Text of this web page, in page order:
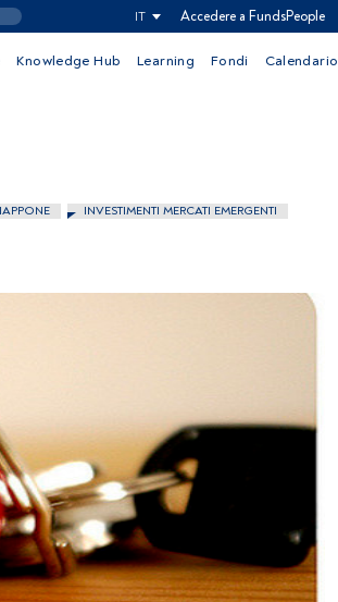
IT Accedere a FundsPeople
Knowledge Hub Learning Fondi Calendario
INVESTIMENTI MERCATI EMERGENTI